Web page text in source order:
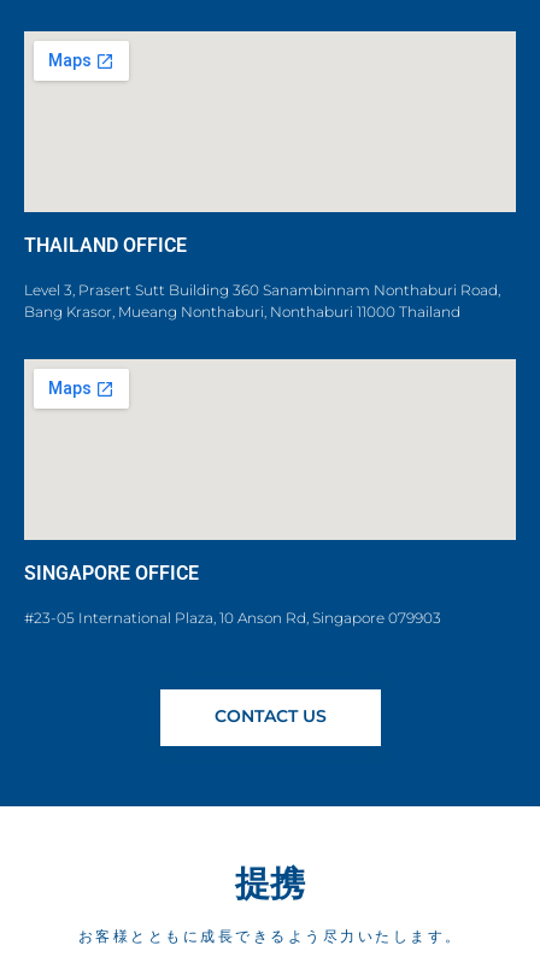
THAILAND OFFICE
Level 3, Prasert Sutt Building 360 Sanambinnam Nonthaburi Road,
Bang Krasor, Mueang Nonthaburi, Nonthaburi 11000 Thailand
SINGAPORE OFFICE
#23-05 International Plaza, 10 Anson Rd, Singapore 079903
CONTACT US
提携
お客様とともに成長できるよう尽力いたします。